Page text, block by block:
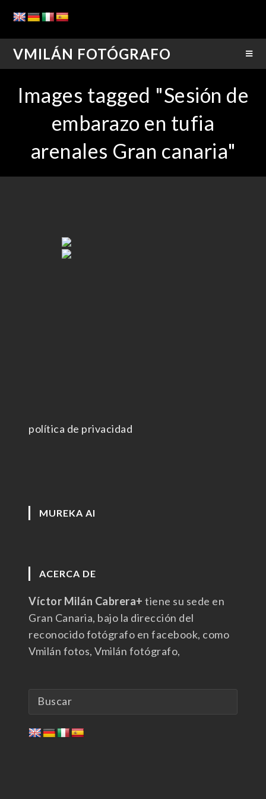
VMILÁN FOTÓGRAFO
Images tagged "Sesión de
embarazo en tufia
arenales Gran canaria"
política de privacidad
MUREKA AI
ACERCA DE
Víctor Milán Cabrera+ tiene su sede en
Gran Canaria, bajo la dirección del
reconocido fotógrafo en facebook, como
Vmilán fotos, Vmilán fotógrafo,